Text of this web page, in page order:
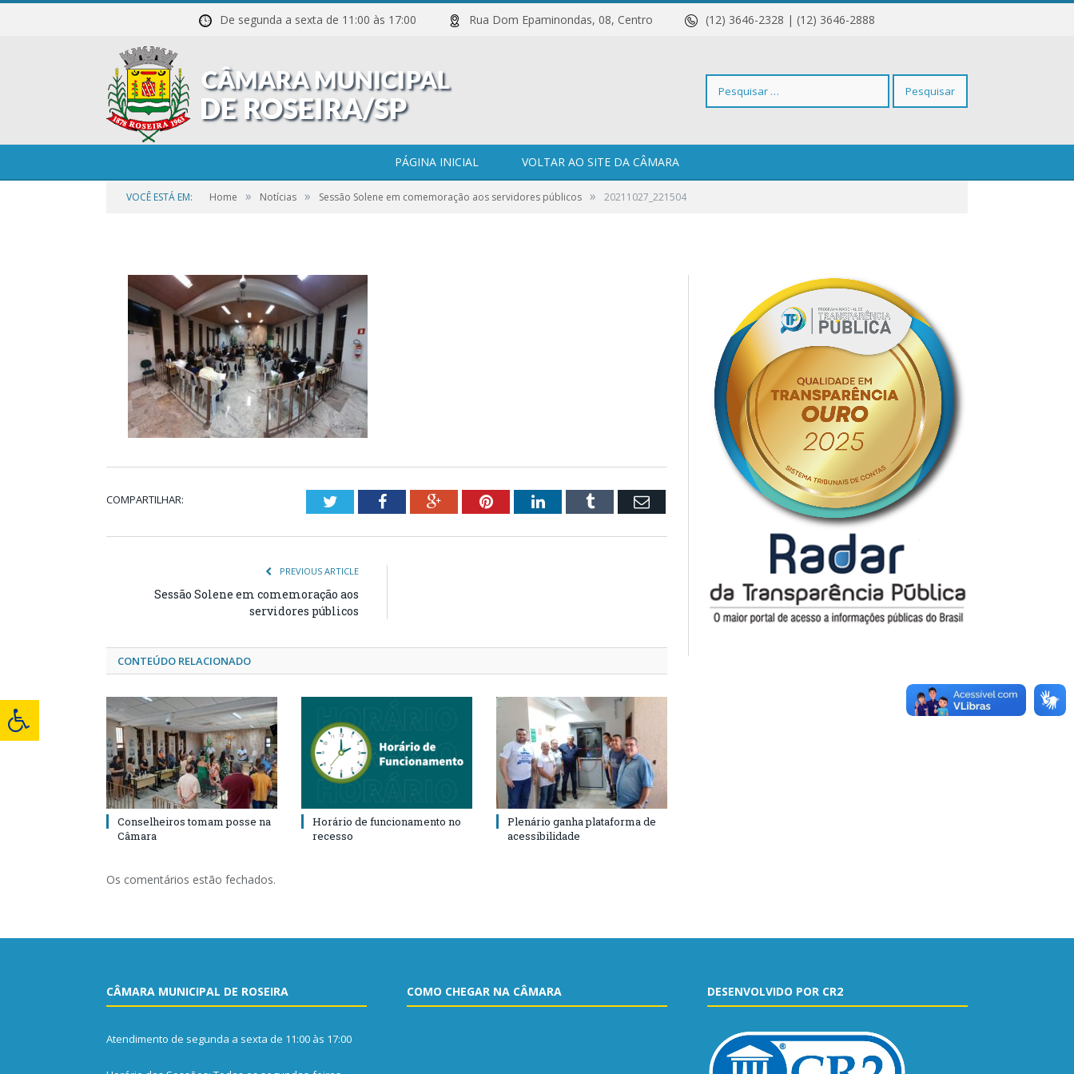
De segunda a sexta de 11:00 às 17:00 Rua Dom Epaminondas, 08, Centro (12) 3646-2328 | (12) 3646-2888
Pesquisar
PÁGINA INICIAL VOLTAR AO SITE DA CÂMARA
VOCÊ ESTÁ EM: Home » Notícias » Sessão Solene em comemoração aos servidores públicos » 20211027_221504
COMPARTILHAR: TwitterFacebookGoogle+PinterestLinkedInTumblr Email
PREVIOUS ARTICLE
Sessão Solene em comemoração aos
servidores públicos
CONTEÚDO RELACIONADO
Conselheiros tomam posse na
Câmara
Horário de funcionamento no
recesso
Plenário ganha plataforma de
acessibilidade
Os comentários estão fechados.
CÂMARA MUNICIPAL DE ROSEIRA
Atendimento de segunda a sexta de 11:00 às 17:00
COMO CHEGAR NA CÂMARA DESENVOLVIDO POR CR2